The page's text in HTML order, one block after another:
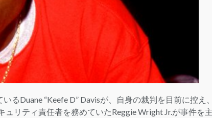
るDuane “Keefe D” Davisが、自身の裁判を目前に控え
リティ責任者を務めていたReggie Wright Jr.が事件を